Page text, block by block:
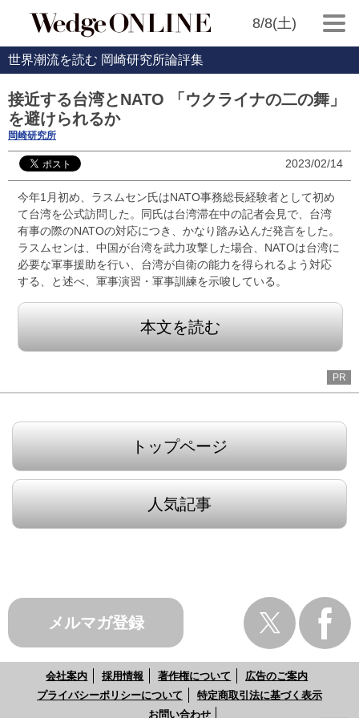
8/8(土)
世界潮流を読む 岡崎研究所論評集
接近する台湾とNATO 「ウクライナの二の舞」
を避けられるか
岡崎研究所
2023/02/14
今年1月初め、ラスムセン氏はNATO事務総長経験者として初め
て台湾を公式訪問した。同氏は台湾滞在中の記者会見で、台湾
有事の際のNATOの対応につき、かなり踏み込んだ発言をした。
ラスムセンは、中国が台湾を武力攻撃した場合、NATOは台湾に
必要な軍事援助を行い、台湾が自衛の能力を得られるよう対応
する、と述べ、軍事演習・軍事訓練を示唆している。
本文を読む
PR
トップページ
人気記事
メルマガ登録
会社案内 採用情報 著作権について
広告のご案内
プライバシーポリシーについて
特定商取引法に基づく表示
お問い合わせ